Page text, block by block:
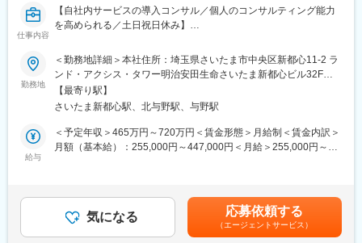
リリース後は効果測定や運用などもご担当いただきます。
※プログラミング実装などの実際に手を動かす業務は発生しませ
【事例1】
決済サービス、『Airペイ』における通信回線切り替えプロジェク
ト
サービスで利用している通信回線の廃止に伴う、安全かつスムー
ズな新回線へのリプレース
・現行仕様と新仕様の差分整理、移行計画の策定、業務運用フロ
ーの変更整理を主導
仕事内容
【自社内サービスの導入コンサル／個人のコンサルティング能力
を高められる／土日祝日休み】
開発・販売しています。
SIer、情報子会社、製造業、エンジニアリング業など、プロジェ
クト型業務を行う企業向けに、製品およびコンサルティングサー
ビスを提供しています。
＜OBPM Neoについての詳細＞
『OBPM Neo』は、要員管理、スケジュール管理、進捗管理、工
数管理、コスト・採算管理、品質管理など、プロジェクトマネジ
220社以上の導入実績があります。
■業務概要
勤務地
＜勤務地詳細＞本社住所：埼玉県さいたま市中央区新都心11-2 ラ
ンド・アクシス・タワー明治安田生命さいたま新都心ビル32F勤
務地最寄駅：JR京浜東北線／さいたま新都心駅受動喫煙対策：屋
内全面禁煙
【最寄り駅】
さいたま新都心駅、北与野駅、与野駅
給与
＜予定年収＞465万円～720万円＜賃金形態＞月給制＜賃金内訳＞
月額（基本給）：255,000円～447,000円＜月給＞255,000円～
の金額であり、選考を通じて上下する可能性があります。月給(月
額)は固定手当を含めた表記です。
気になる 応募依頼する
（エージェントサービス）